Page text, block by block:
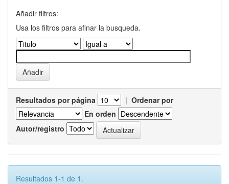
Añadir filtros:
Usa los filtros para afinar la busqueda.
Resultados por página | Ordenar por
En orden
Autor/registro
Resultados 1-1 de 1.